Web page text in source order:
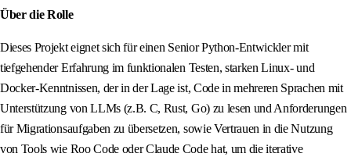
Über die Rolle
Dieses Projekt eignet sich für einen Senior Python-Entwickler mit
tiefgehender Erfahrung im funktionalen Testen, starken Linux- und
Docker-Kenntnissen, der in der Lage ist, Code in mehreren Sprachen mit
Unterstützung von LLMs (z.B. C, Rust, Go) zu lesen und Anforderungen
für Migrationsaufgaben zu übersetzen, sowie Vertrauen in die Nutzung
von Tools wie Roo Code oder Claude Code hat, um die iterative